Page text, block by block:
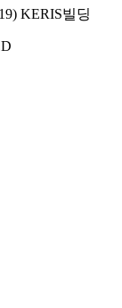
KERIS빌딩